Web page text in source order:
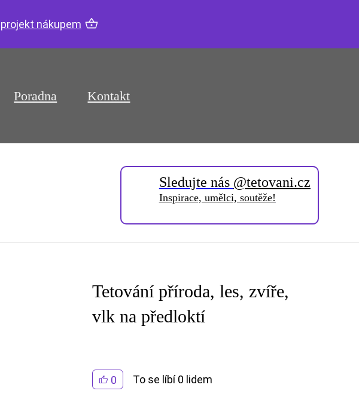
nákupem
Poradna Kontakt
Sledujte nás @tetovani.cz
Inspirace, umělci, soutěže!
Tetování příroda, les, zvíře,
vlk na předloktí
0 To se líbí 0 lidem